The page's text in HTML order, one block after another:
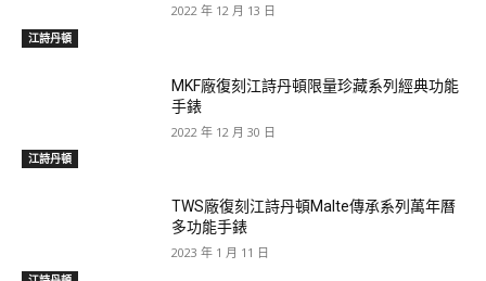
江詩丹頓
2022 年 12 月 13 日
江詩丹頓
MKF廠復刻江詩丹頓限量珍藏系列經典功能
手錶
2022 年 12 月 30 日
TWS廠復刻江詩丹頓Malte傳承系列萬年曆
多功能手錶
2023 年 1 月 11 日